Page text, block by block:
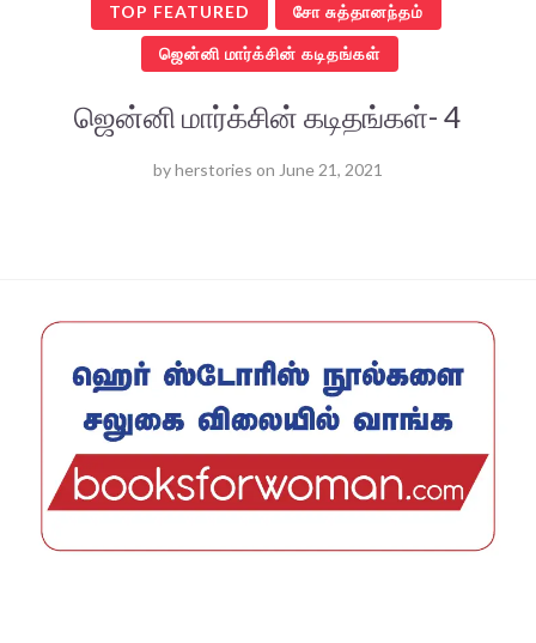
TOP FEATURED சோ சுத்தானந்தம்
ஜென்னி மார்க்சின் கடிதங்கள்
ஜென்னி மார்க்சின் கடிதங்கள்- 4
byherstories on June 21, 2021